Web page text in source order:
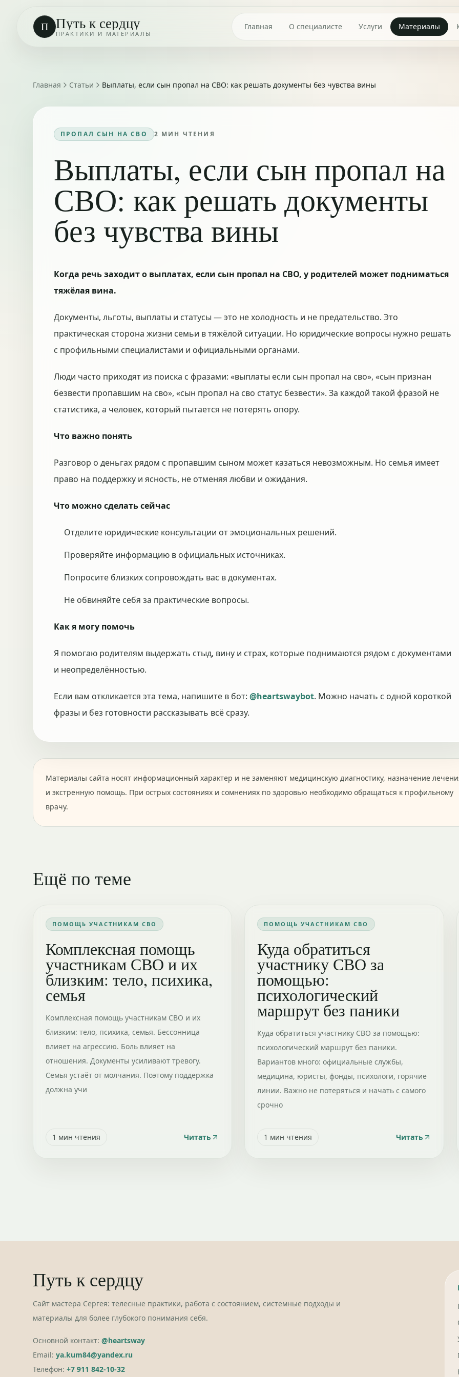
П Путь к сердцу
ПРАКТИКИ И МАТЕРИАЛЫ
Главная О специалисте Услуги Материалы
Главная Статьи Выплаты, если сын пропал на СВО: как решать документы без чувства вины
ПРОПАЛ СЫН НА СВО 2 МИН ЧТЕНИЯ
Выплаты, если сын пропал на
СВО: как решать документы
без чувства вины
Когда речь заходит о выплатах, если сын пропал на СВО, у родителей может подниматься
тяжёлая вина.
Документы, льготы, выплаты и статусы — это не холодность и не предательство. Это
практическая сторона жизни семьи в тяжёлой ситуации. Но юридические вопросы нужно решать
с профильными специалистами и официальными органами.
Люди часто приходят из поиска с фразами: «выплаты если сын пропал на сво», «сын признан
безвести пропавшим на сво», «сын пропал на сво статус безвести». За каждой такой фразой не
статистика, а человек, который пытается не потерять опору.
Что важно понять
Разговор о деньгах рядом с пропавшим сыном может казаться невозможным. Но семья имеет
право на поддержку и ясность, не отменяя любви и ожидания.
Что можно сделать сейчас
Отделите юридические консультации от эмоциональных решений.
Проверяйте информацию в официальных источниках.
Попросите близких сопровождать вас в документах.
Не обвиняйте себя за практические вопросы.
Как я могу помочь
Я помогаю родителям выдержать стыд, вину и страх, которые поднимаются рядом с документами
и неопределённостью.
Если вам откликается эта тема, напишите в бот: @heartswaybot. Можно начать с одной короткой
фразы и без готовности рассказывать всё сразу.
Материалы сайта носят информационный характер и не заменяют медицинскую диагностику, назначение
и экстренную помощь. При острых состояниях и сомнениях по здоровью необходимо обращаться к профильному
врачу.
Ещё по теме
ПОМОЩЬ УЧАСТНИКАМ СВО
Комплексная помощь
участникам СВО и их
близким: тело, психика,
семья
Комплексная помощь участникам СВО и их
близким: тело, психика, семья. Бессонница
влияет на агрессию. Боль влияет на
отношения. Документы усиливают тревогу.
Семья устаёт от молчания. Поэтому поддержка
должна учи
1 мин чтения Читать
ПОМОЩЬ УЧАСТНИКАМ СВО
Куда обратиться
участнику СВО за
помощью:
психологический
маршрут без паники
Куда обратиться участнику СВО за помощью:
психологический маршрут без паники.
Вариантов много: официальные службы,
медицина, юристы, фонды, психологи, горячие
линии. Важно не потеряться и начать с самого
срочно
1 мин чтения Читать
Путь к сердцу
Сайт мастера Сергея: телесные практики, работа с состоянием, системные подходы и
материалы для более глубокого понимания себя.
Основной контакт: @heartsway
Email: ya.kum84@yandex.ru
Телефон: +7 911 842-10-32